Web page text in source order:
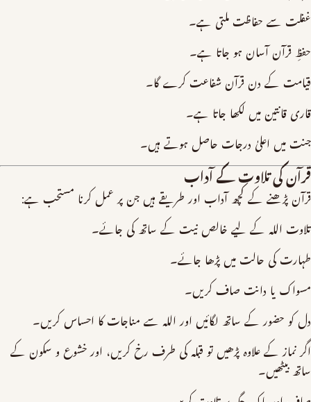
غفلت سے حفاظت ملتی ہے۔
حفظِ قرآن آسان ہو جاتا ہے۔
قیامت کے دن قرآن شفاعت کرے گا۔
قاری قانتین میں لکھا جاتا ہے۔
جنت میں اعلیٰ درجات حاصل ہوتے ہیں۔
قرآن کی تلاوت کے آداب
قرآن پڑھنے کے کچھ آداب اور طریقے ہیں جن پر عمل کرنا مستحب ہے:
تلاوت اللہ کے لیے خالص نیت کے ساتھ کی جائے۔
طہارت کی حالت میں پڑھا جائے۔
مسواک یا دانت صاف کریں۔
دل کو حضور کے ساتھ لگائیں اور اللہ سے مناجات کا احساس کریں۔
اگر نماز کے علاوہ پڑھیں تو قبلہ کی طرف رخ کریں، اور خشوع و سکون کے
ساتھ بیٹھیں۔